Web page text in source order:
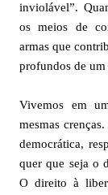
inviolável”.
os meios de
armas que
profundos de
Vivemos em
mesmas
democrática,
quer que seja o
O direito à